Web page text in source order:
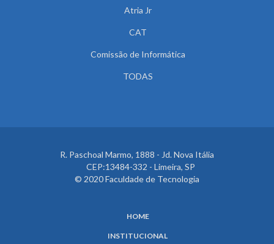
Atria Jr
CAT
Comissão de Informática
TODAS
R. Paschoal Marmo, 1888 - Jd. Nova Itália
CEP:13484-332 - Limeira, SP
© 2020 Faculdade de Tecnologia
HOME
INSTITUCIONAL